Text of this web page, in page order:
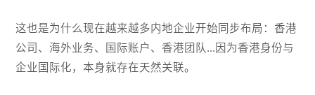
这也是为什么现在越来越多内地企业开始同步布局：香港
公司、海外业务、国际账户、香港团队...因为香港身份与
企业国际化，本身就存在天然关联。